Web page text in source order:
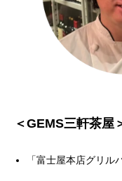
＜GEMS三軒茶屋
「富士屋本店グリル